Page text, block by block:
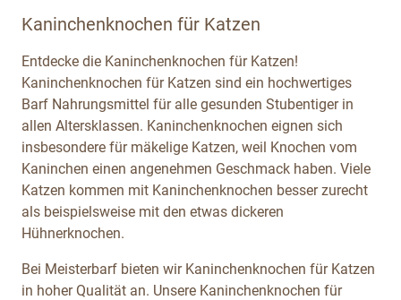
Kaninchenknochen für Katzen
Entdecke die Kaninchenknochen für Katzen!
Kaninchenknochen für Katzen sind ein hochwertiges
Barf Nahrungsmittel für alle gesunden Stubentiger in
allen Altersklassen. Kaninchenknochen eignen sich
insbesondere für mäkelige Katzen, weil Knochen vom
Kaninchen einen angenehmen Geschmack haben. Viele
Katzen kommen mit Kaninchenknochen besser zurecht
als beispielsweise mit den etwas dickeren
Hühnerknochen.
Bei Meisterbarf bieten wir Kaninchenknochen für Katzen
in hoher Qualität an. Unsere Kaninchenknochen für